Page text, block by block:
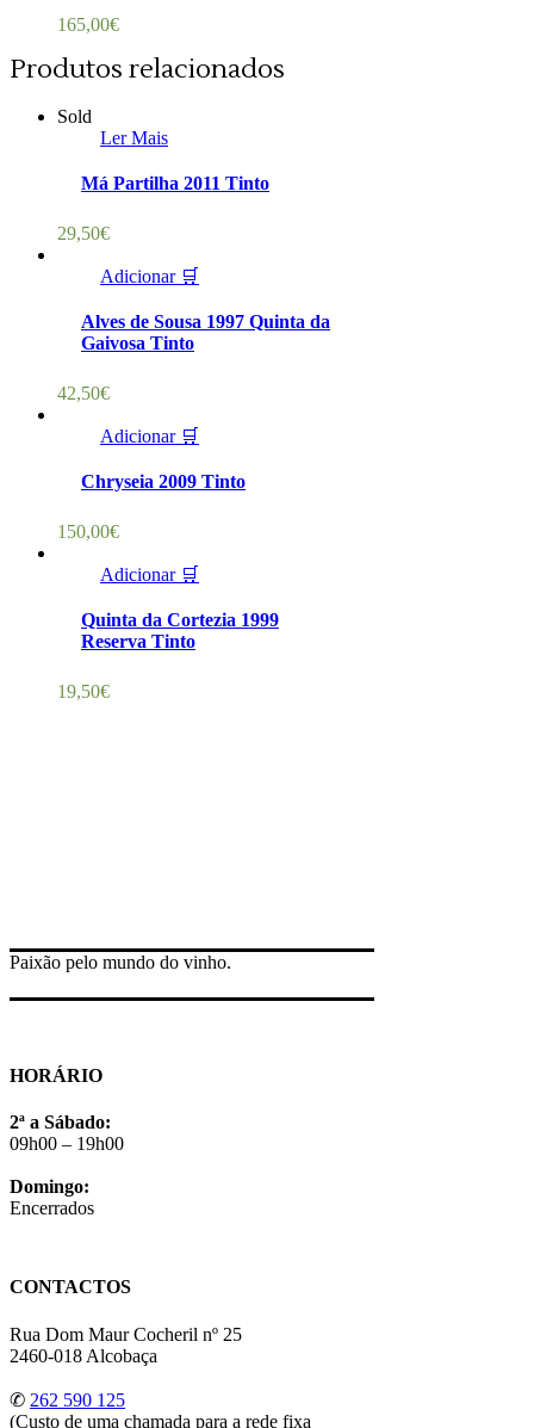
165,00€
Produtos relacionados
Sold
Ler Mais
Má Partilha 2011 Tinto
29,50€
Adicionar 🛒
Alves de Sousa 1997 Quinta da
Gaivosa Tinto
42,50€
Adicionar 🛒
Chryseia 2009 Tinto
150,00€
Adicionar 🛒
Quinta da Cortezia 1999
Reserva Tinto
19,50€
Paixão pelo mundo do vinho.
HORÁRIO
2ª a Sábado:
09h00 – 19h00
Domingo:
Encerrados
CONTACTOS
Rua Dom Maur Cocheril nº 25
2460-018 Alcobaça
✆ 262 590 125
(Custo de uma chamada para a rede fixa